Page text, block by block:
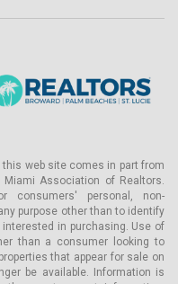
web site comes in part from
Association of Realtors.
consumers' personal, non-
purpose other than to identify
in purchasing. Use of
than a consumer looking to
that appear for sale on
be available. Information is